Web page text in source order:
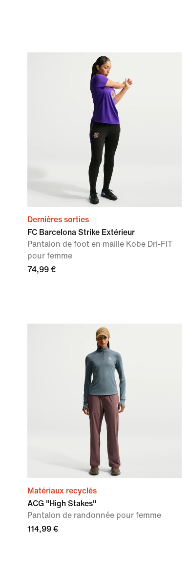
Dernières sorties
FC Barcelona Strike Extérieur
Pantalon de foot en maille Kobe Dri-FIT
pour femme
74,99 €
Matériaux recyclés
ACG "High Stakes"
Pantalon de randonnée pour femme
114,99 €